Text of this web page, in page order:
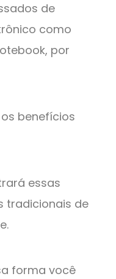
de
como
por
benefícios
essas
tradicionais de
forma você